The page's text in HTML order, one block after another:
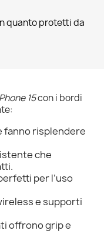
quanto protetti da
15con i bordi
fanno risplendere
che
per l’uso
e supporti
offrono grip e